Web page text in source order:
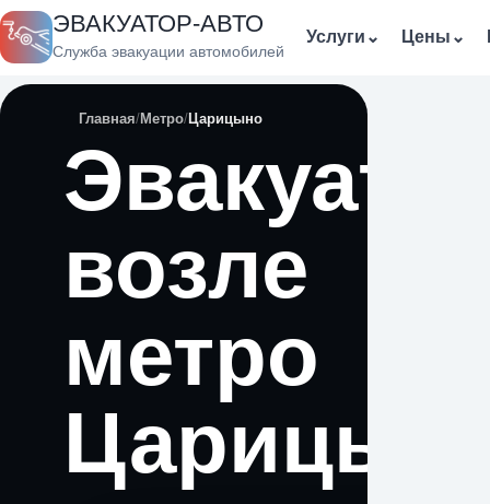
ЭВАКУАТОР-АВТО
Служба эвакуации автомобилей
Услуги ⌄ Цены ⌄
Главная Метро Царицыно
возле
метро